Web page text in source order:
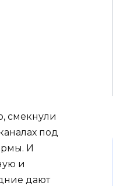
смекнули
под
И
и
дают